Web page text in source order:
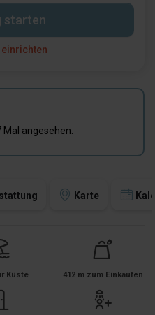
Karte
Küste 412 m zum Einkaufen
starten
angesehen.